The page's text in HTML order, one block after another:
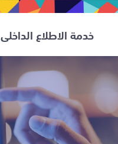
خدمة الاطلاع الداخلي